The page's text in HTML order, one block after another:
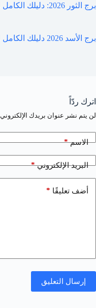
برج الثور 2026: دليلك الكامل للنجاح، السلطة، والثروة الدائمة
برج الأسد 2026 دليلك الكامل للحب، القوة، والثروة المشتركة
اترك ردّاً
لن يتم نشر عنوان بريدك الإلكتروني.
الاسم*
البريد الإلكتروني*
أضف تعليقًا *
إرسال التعليق